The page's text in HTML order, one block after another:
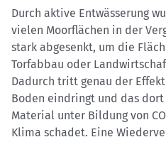
Durch aktive Entwässerung
vielen Moorflächen in der
stark abgesenkt, um die
Torfabbau oder
Dadurch tritt genau der
Boden eindringt und das
Material unter Bildung von CO
Klima schadet. Eine